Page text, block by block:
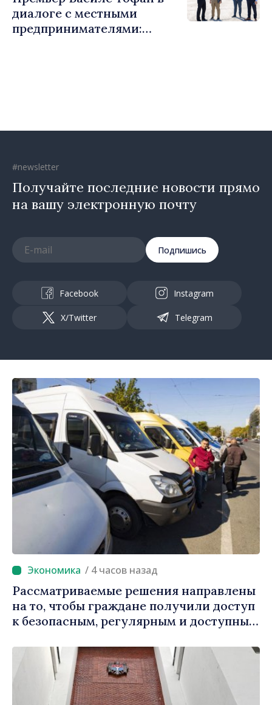
диалоге с местными
предпринимателями:
#newsletter
Получайте последние новости прямо
на вашу электронную почту
Подпишись
Facebook Instagram
X/Twitter Telegram
/ 4 часов назад
Рассматриваемые решения направлены
на то, чтобы граждане получили доступ
к безопасным, регулярным и доступным
автоперевозчикам